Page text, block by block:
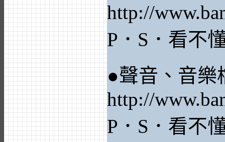
http://
P．S．看不
●聲音、音樂
http://
P．S．看不